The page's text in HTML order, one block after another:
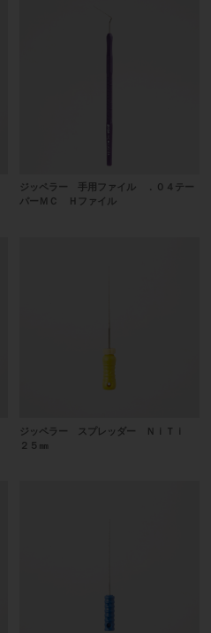
ジッペラー 手用ファイル ．０４テー
パーＭＣ Ｈファイル
ジッペラー スプレッダー ＮｉＴｉ
２５㎜